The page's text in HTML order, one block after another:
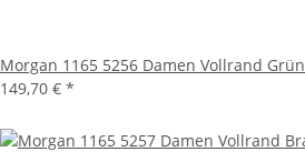
Morgan 1165 5256 Damen Vollrand Grün
149,70 € *